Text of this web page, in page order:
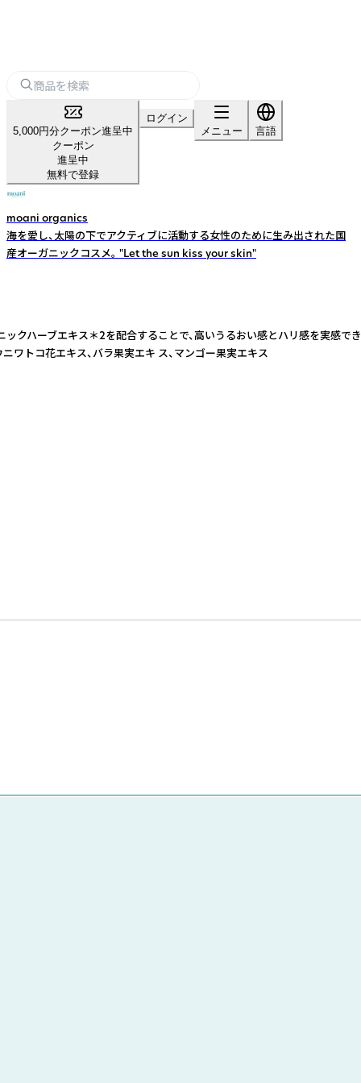
5,000円分クーポン進呈中
クーポン
進呈中
無料で登録
ログイン
メニュー
言語
moani organics
海を愛し、太陽の下でアクティブに活動する女性のために生み出された国
産オーガニックコスメ。 "Let the sun kiss your skin"
ブエキス＊2を配合することで、高いうるおい感とハリ感を実感
ワトコ花エキス、バラ果実エキ ス、マンゴー果実エキス